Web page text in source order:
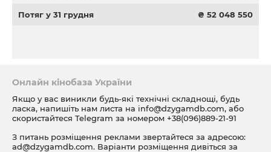
Потяг у 31 грудня ₴ 52 048 550
Онлайн кінобаза України
Якщо у вас виникли будь-які технічні складнощі, будь
ласка, напишіть нам листа на info@dzygamdb.com, або
скористайтеся Telegram за номером +38(096)889-21-91
З питань розміщення реклами звертайтеся за адресою:
ad@dzygamdb.com. Варіанти розміщення дивіться за